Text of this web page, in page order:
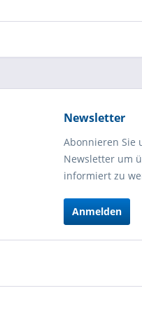
Newsletter
Abonnieren Sie
Newsletter um
informiert zu
Anmelden